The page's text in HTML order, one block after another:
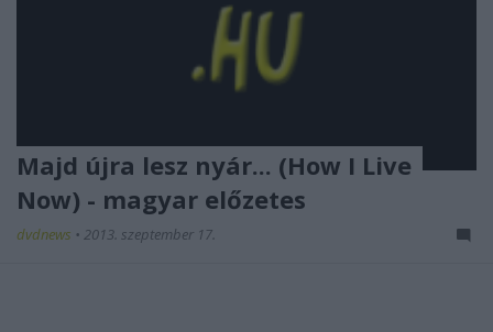
Majd újra lesz nyár... (How I Live
Now) - magyar előzetes
dvdnews • 2013. szeptember 17.